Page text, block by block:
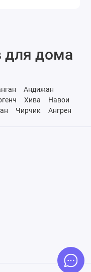
для дома
Андижан
Хива
Навои
Чирчик
Ангрен